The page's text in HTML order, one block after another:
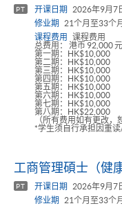
PT 开课日期
2026年9月7
修业期
21个月至33个月
课程费用
课程费用
总费用： 港币 92,000
第一期：HK$10,000
第二期：HK$10,000
第三期：HK$10,000
第四期：HK$10,000
第五期：HK$10,000
第六期：HK$10,000
第七期：HK$10,000
第八期：HK$22,000
（所有费用如有更改，
*学生须自行承担因重
工商管理碩士（健
PT 开课日期
2026年9月7
修业期
21个月至33个月